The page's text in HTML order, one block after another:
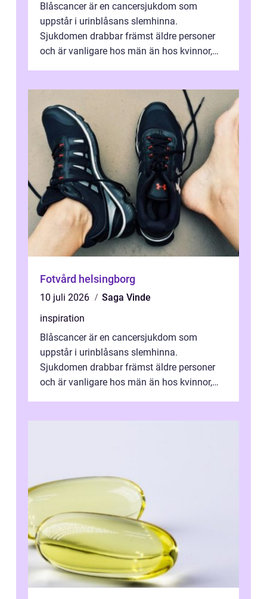
Blåscancer är en cancersjukdom som
uppstår i urinblåsans slemhinna.
Sjukdomen drabbar främst äldre personer
och är vanligare hos män än hos kvinnor,
Fotvård helsingborg
10 juli 2026
Saga Vinde
inspiration
Blåscancer är en cancersjukdom som
uppstår i urinblåsans slemhinna.
Sjukdomen drabbar främst äldre personer
och är vanligare hos män än hos kvinnor,